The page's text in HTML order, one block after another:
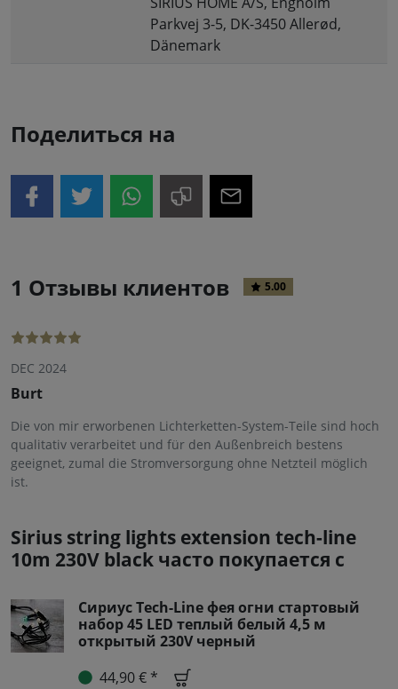
Parkvej 3-5, DK-3450 Allerød,
Dänemark
Поделиться на
1 Отзывы клиентов 5.00
DEC 2024
Burt
Die von mir erworbenen Lichterketten-System-Teile sind hoch
qualitativ verarbeitet und für den Außenbreich bestens
geeignet, zumal die Stromversorgung ohne Netzteil möglich
ist.
Sirius string lights extension tech-line
10m 230V black часто покупается с
Сириус Tech-Line фея огни стартовый
набор 45 LED теплый белый 4,5 м
открытый 230V черный
44,90 € *